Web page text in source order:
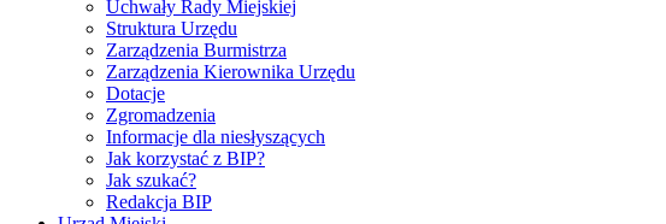
Uchwały Rady Miejskiej
Struktura Urzędu
Zarządzenia Burmistrza
Zarządzenia Kierownika Urzędu
Dotacje
Zgromadzenia
Informacje dla niesłyszących
Jak korzystać z BIP?
Jak szukać?
Redakcja BIP